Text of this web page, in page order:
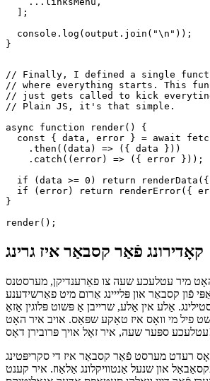
מיר עטלעכע שעה צו פאַרענדיקן, מערסטנס
פֿון קסבאַר און פּלייינג אַרום מיט פאַרשידענע
אַלע אין אַלע, שרייבן אַ פּשוט פּלוגין אַזאַ
פיל מי וואָס איז טאַקע שפּאַס. אויב איר האָט
רעדט מערסט פֿאַר קסבאַר איז די סקריפּטינג
און שנעל אַנטוויקלונג אַלאַוז. איר קענט
פֿאַר דיין וואָלקן סעטאַפּס אָדער אַנאַליטיקס
מעטריקס זענען אַלע קענטיק אין אַ בליק אין דיין
afrikaans
العربية
العربية
deutsch
ελληνικά
english
esperanto
esperanto
español
español
français
עברית
עברית